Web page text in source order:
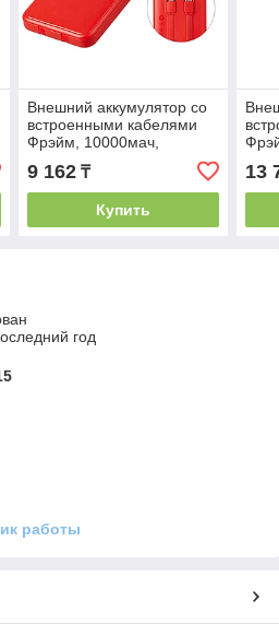
Внешний аккумулятор со
встроенными кабелями
Фрэйм, 10000мач,
красный
9 162₸
Купить
13
год
работы